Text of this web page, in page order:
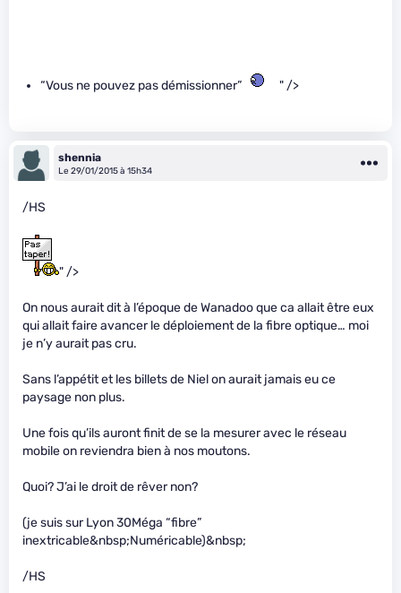
“Vous ne pouvez pas démissionner” " />
shennia
Le 29/01/2015 à 15h34
/HS
" />
On nous aurait dit à l’époque de Wanadoo que ca allait être eux
qui allait faire avancer le déploiement de la fibre optique… moi
je n’y aurait pas cru.
Sans l’appétit et les billets de Niel on aurait jamais eu ce
paysage non plus.
Une fois qu’ils auront finit de se la mesurer avec le réseau
mobile on reviendra bien à nos moutons.
Quoi? J’ai le droit de rêver non?
(je suis sur Lyon 30Méga “fibre”
inextricable&nbsp;Numéricable)&nbsp;
/HS